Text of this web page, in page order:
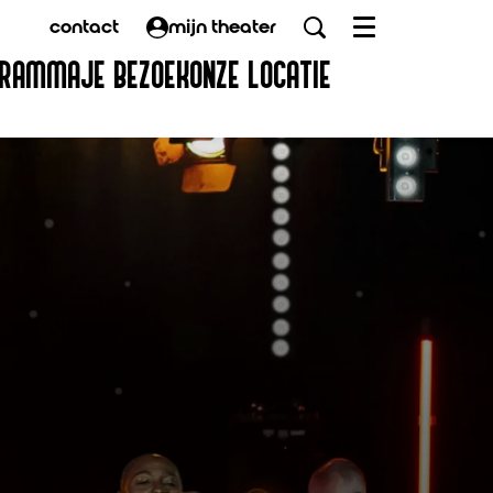
contact mijn theater
JE BEZOEK ONZE LOCATIE
Menu